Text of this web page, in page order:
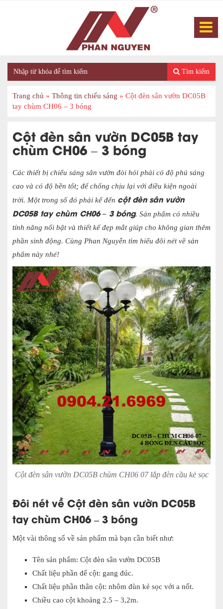
Tìm kiếm
Trang chủ » Thông tin chiếu sáng » Cột đèn sân vườn DC05B
tay chùm CH06 – 3 bóng
Cột đèn sân vườn DC05B tay
chùm CH06 – 3 bóng
Các thiết bị chiếu sáng sân vườn đòi hỏi phải có độ phủ sáng
cao và có độ bền tốt; để chống chịu lại với điều kiện ngoài
trời. Một trong số đó phải kể đến cột đèn sân vườn
DC05B tay chùm CH06 – 3 bóng. Sản phẩm có nhiều
tính năng nổi bật và thiết kế đẹp mắt giúp cho không gian thêm
phần sinh động. Cùng Phan Nguyễn tìm hiểu đôi nét về sản
phẩm này nhé!
Cột đèn sân vườn DC05B chùm CH06 07 lắp đèn cầu kẻ sọc
Đôi nét về Cột đèn sân vườn DC05B
tay chùm CH06 – 3 bóng
Một vài thông số về sản phẩm mà bạn cần biết như:
Tên sản phẩm: Cột đèn sân vườn DC05B
Chất liệu phần đế cột: gang đúc.
Chất liệu phần thân cột: nhôm đùn kẻ sọc với a nốt.
Chiều cao cột khoảng 2.5 – 3,2m.